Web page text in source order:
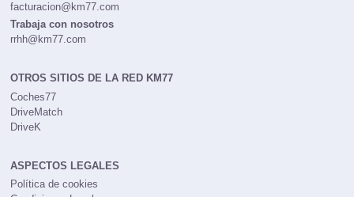
facturacion@km77.com
Trabaja con nosotros
rrhh@km77.com
OTROS SITIOS DE LA RED KM77
Coches77
DriveMatch
DriveK
ASPECTOS LEGALES
Política de cookies